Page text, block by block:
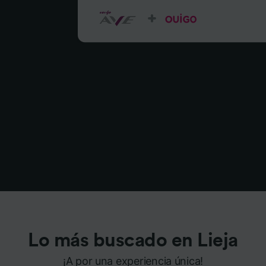
Lo más buscado en Lieja
¡A por una experiencia única!